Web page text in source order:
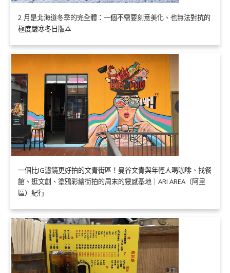
2 月是北海道冬季的完全體：一個不需要刻意美化、也無法對抗的
極度嚴寒冬日版本
一個比IG濾鏡更好拍的文青街區！曼谷文青與年輕人喝咖啡、找餐
館、逛文創、塗鴉彩繪街拍的周末的靈感基地｜ARI AREA（阿里
區）紀行